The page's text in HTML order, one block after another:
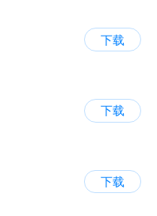
下载
下载
下载